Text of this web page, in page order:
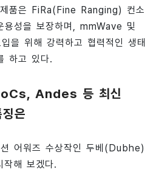
품은 FiRa(Fine Ranging) 컨소
용성을 보장하며, mmWave 및
을 위해 강력하고 협력적인 생태
하고 있다.
Andes 등 최신
은
어워즈 수상작인 두베(Dubhe)
해 보겠다.